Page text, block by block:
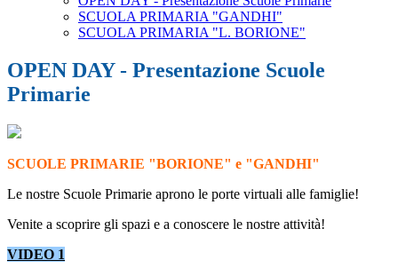
SCUOLA PRIMARIA "GANDHI"
SCUOLA PRIMARIA "L. BORIONE"
OPEN DAY - Presentazione Scuole
Primarie
SCUOLE PRIMARIE "BORIONE" e "GANDHI"
Le nostre Scuole Primarie aprono le porte virtuali alle famiglie!
Venite a scoprire gli spazi e a conoscere le nostre attività!
VIDEO 1